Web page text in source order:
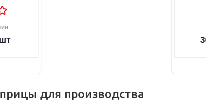
для производства